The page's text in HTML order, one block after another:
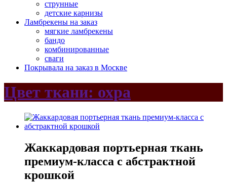
струнные
детские карнизы
Ламбрекены на заказ
мягкие ламбрекены
бандо
комбинированные
сваги
Покрывала на заказ в Москве
Цвет ткани: охра
Жаккардовая портьерная ткань
премиум-класса с абстрактной
крошкой